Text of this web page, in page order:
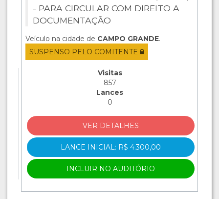
- PARA CIRCULAR COM DIREITO A
DOCUMENTAÇÃO
Veículo na cidade de CAMPO GRANDE.
SUSPENSO PELO COMITENTE
Visitas
857
Lances
0
VER DETALHES
LANCE INICIAL: R$ 4.300,00
INCLUIR NO AUDITÓRIO